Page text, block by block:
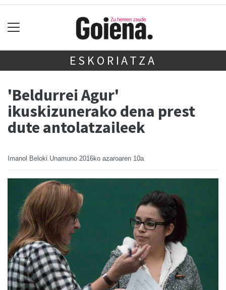
ESKORIATZA
'Beldurrei Agur'
ikuskizunerako dena prest
dute antolatzaileek
Imanol Beloki Unamuno 2016ko azaroaren 10a